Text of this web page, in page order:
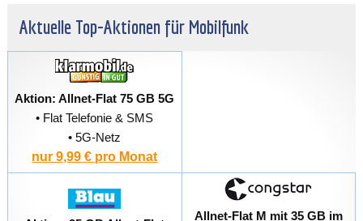
Aktuelle Top-Aktionen für Mobilfunk
Aktion: Allnet-Flat 75 GB 5G
• Flat Telefonie & SMS
• 5G-Netz
nur 9,99 € pro Monat
Allnet-Flat M mit 35 GB im